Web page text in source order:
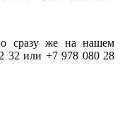
сразу же на нашем
32 или +7 978 080 28